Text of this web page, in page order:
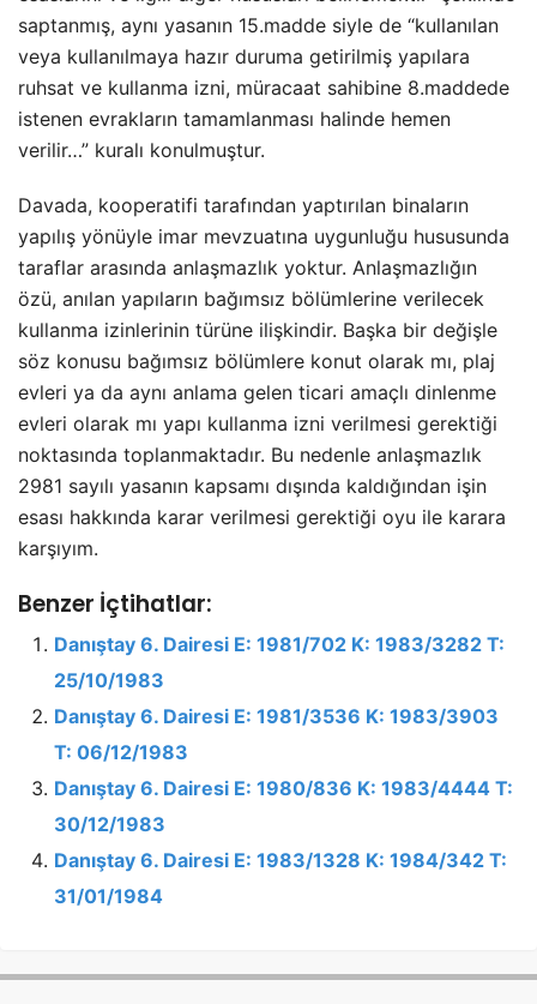
saptanmış, aynı yasanın 15.madde siyle de “kullanılan
veya kullanılmaya hazır duruma getirilmiş yapılara
ruhsat ve kullanma izni, müracaat sahibine 8.maddede
istenen evrakların tamamlanması halinde hemen
verilir…” kuralı konulmuştur.
Davada, kooperatifi tarafından yaptırılan binaların
yapılış yönüyle imar mevzuatına uygunluğu hususunda
taraflar arasında anlaşmazlık yoktur. Anlaşmazlığın
özü, anılan yapıların bağımsız bölümlerine verilecek
kullanma izinlerinin türüne ilişkindir. Başka bir değişle
söz konusu bağımsız bölümlere konut olarak mı, plaj
evleri ya da aynı anlama gelen ticari amaçlı dinlenme
evleri olarak mı yapı kullanma izni verilmesi gerektiği
noktasında toplanmaktadır. Bu nedenle anlaşmazlık
2981 sayılı yasanın kapsamı dışında kaldığından işin
esası hakkında karar verilmesi gerektiği oyu ile karara
karşıyım.
Benzer İçtihatlar:
Danıştay 6. Dairesi E: 1981/702 K: 1983/3282 T:
25/10/1983
Danıştay 6. Dairesi E: 1981/3536 K: 1983/3903
T: 06/12/1983
Danıştay 6. Dairesi E: 1980/836 K: 1983/4444 T:
30/12/1983
Danıştay 6. Dairesi E: 1983/1328 K: 1984/342 T:
31/01/1984